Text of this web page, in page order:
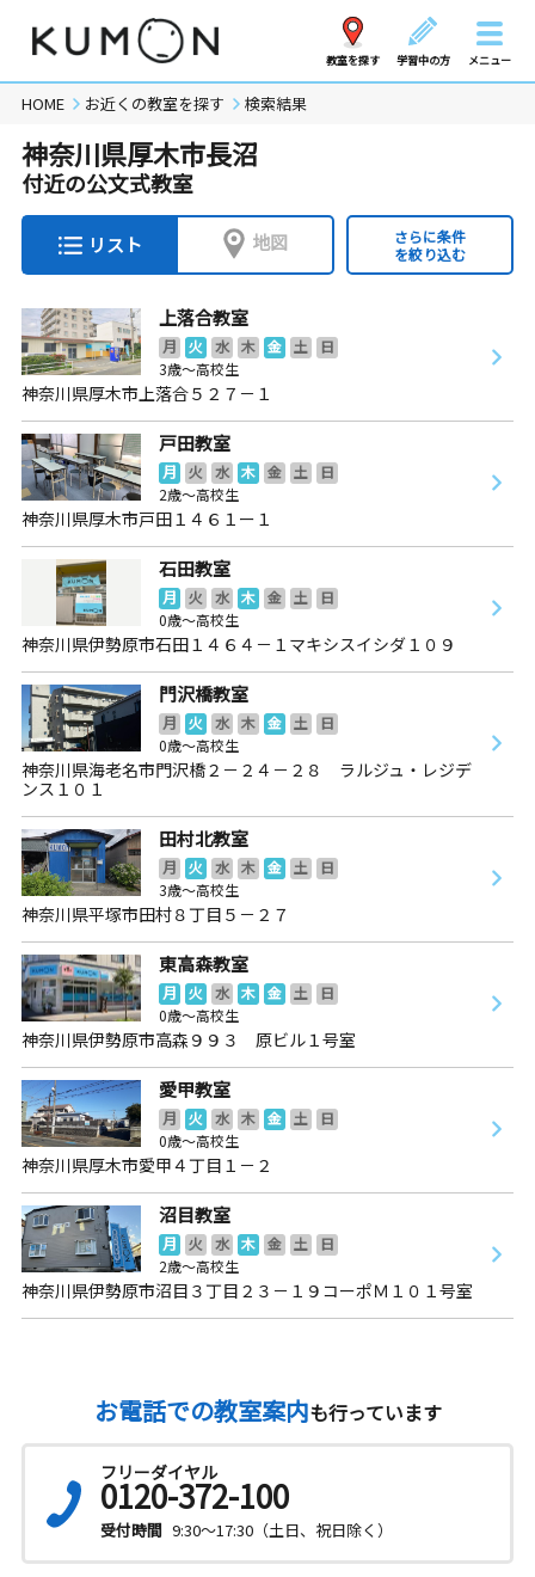
教室を探す 学習中の方 メニュー
HOME お近くの教室を探す 検索結果
神奈川県厚木市長沼
付近の公文式教室
リスト 地図
さらに条件
を絞り込む
上落合教室
月 火 水 木 金 土
日
3歳～高校生
神奈川県厚木市上落合５２７－１
戸田教室
月 火 水 木 金 土
日
2歳～高校生
神奈川県厚木市戸田１４６１ー１
石田教室
月 火 水 木 金 土
日
0歳～高校生
神奈川県伊勢原市石田１４６４－１マキシスイシダ１０９
門沢橋教室
月 火 水 木 金 土
日
0歳～高校生
神奈川県海老名市門沢橋２－２４－２８ ラルジュ・レジデ
ンス１０１
田村北教室
月 火 水 木 金 土
日
3歳～高校生
神奈川県平塚市田村８丁目５－２７
東高森教室
月 火 水 木 金 土
日
0歳～高校生
神奈川県伊勢原市高森９９３ 原ビル１号室
愛甲教室
月 火 水 木 金 土
日
0歳～高校生
神奈川県厚木市愛甲４丁目１－２
沼目教室
月 火 水 木 金 土
日
2歳～高校生
神奈川県伊勢原市沼目３丁目２３－１９コーポＭ１０１号室
お電話での教室案内も行っています
フリーダイヤル
0120-372-100
受付時間 9:30～17:30（土日、祝日除く）